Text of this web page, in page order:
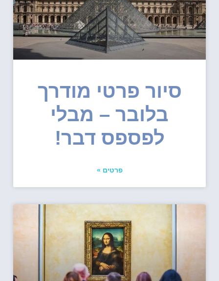
סיור פרטי מודרך
בלובר – מבלי
לפספס דבר!
פרטים »